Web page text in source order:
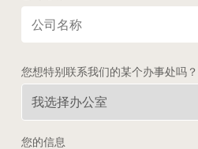
您想特别联系我们的某个办事处吗？
您的信息